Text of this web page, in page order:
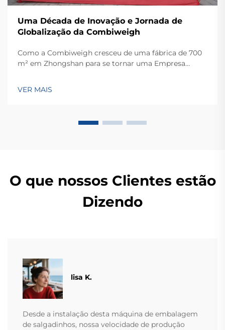
Uma Década de Inovação e Jornada de
Globalização da Combiweigh
Como a Combiweigh cresceu de uma fábrica de 700
m² em Zhongshan para se tornar uma Empresa
pesagem — solicite ainda hoje uma consulta global
VER MAIS
O que nossos Clientes estão
Dizendo
lisa K.
Desde a instalação desta máquina de embalagem
de salgadinhos, nossa velocidade de produção